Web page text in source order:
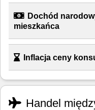
Dochód
mieszkańca
Inflacja ceny
Handel